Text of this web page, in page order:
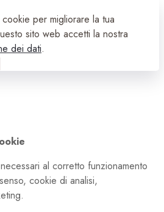
per migliorare la tua
sito web accetti la nostra
dei dati.
al corretto funzionamento
cookie di analisi,